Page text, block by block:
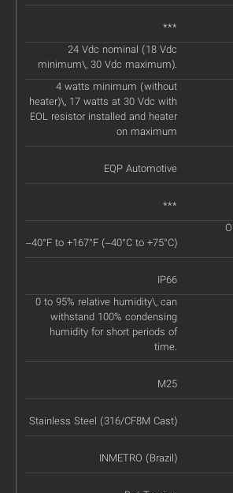
***
24 Vdc nominal (18 Vdc
minimum\, 30 Vdc maximum).
4 watts minimum (without
heater)\, 17 watts at 30 Vdc with
EOL resistor installed and heater
on maximum
EQP Automotive
***
–40°F to +167°F (–40°C to +75°C)
IP66
0 to 95% relative humidity\, can
withstand 100% condensing
humidity for short periods of
time.
M25
Stainless Steel (316/CF8M Cast)
INMETRO (Brazil)